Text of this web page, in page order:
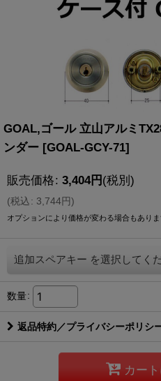
GOAL,ゴール 立山アルミ
ンダー [GOAL-GCY-71]
販売価格: 3,404円(税別)
(税込: 3,744円)
オプションにより価格が変わる場合もありま
追加スペアキー を選択してく
数量:
返品特約／プライバシーポリシ
カー